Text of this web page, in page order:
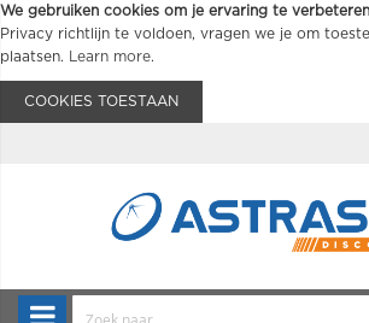
We gebruiken cookies om je ervaring te
Privacy richtlijn te voldoen, vragen we je om
plaatsen.
Learn more.
COOKIES TOESTAAN